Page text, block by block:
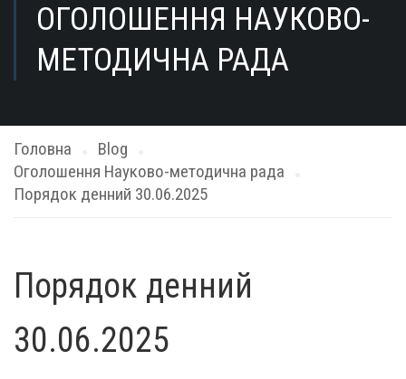
ОГОЛОШЕННЯ НАУКОВО-
МЕТОДИЧНА РАДА
Головна
Blog
Оголошення Науково-методична рада
Порядок денний 30.06.2025
Порядок денний
30.06.2025